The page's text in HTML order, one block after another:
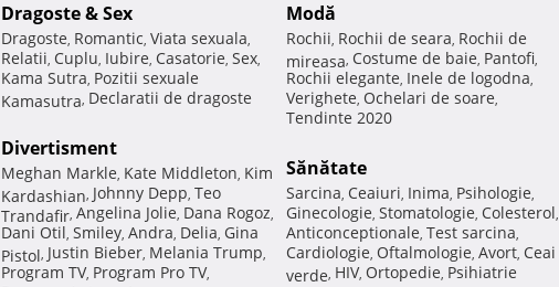
Dragoste & Sex
Dragoste, Romantic, Viata sexuala,
Relatii, Cuplu, Iubire, Casatorie, Sex,
Kama Sutra, Pozitii sexuale
Kamasutra, Declaratii de dragoste
Divertisment
Meghan Markle, Kate Middleton, Kim
Kardashian, Johnny Depp, Teo
Trandafir, Angelina Jolie, Dana Rogoz,
Dani Otil, Smiley, Andra, Delia, Gina
Pistol, Justin Bieber, Melania Trump,
Program TV, Program Pro TV,
Modă
Rochii, Rochii de seara, Rochii de
mireasa, Costume de baie, Pantofi,
Rochii elegante, Inele de logodna,
Verighete, Ochelari de soare,
Tendinte 2020
Sănătate
Sarcina, Ceaiuri, Inima, Psihologie,
Ginecologie, Stomatologie, Colesterol,
Anticonceptionale, Test sarcina,
Cardiologie, Oftalmologie, Avort, Ceai
verde, HIV, Ortopedie, Psihiatrie